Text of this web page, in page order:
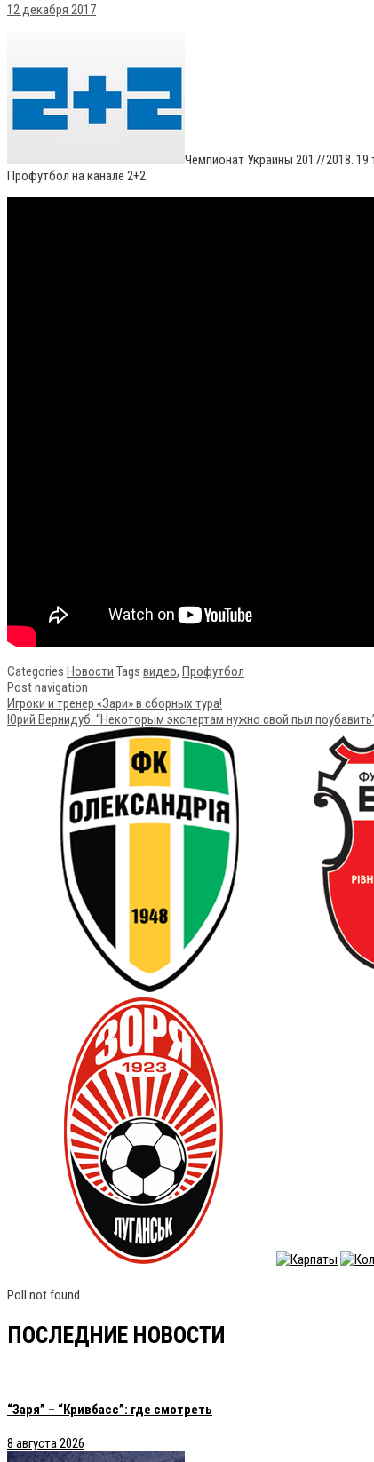
12 декабря 2017
Чемпионат Украины 2017/2018.
Профутбол на канале 2+2.
Categories Новости Tags видео, Профутбол
Post navigation
Игроки и тренер «Зари» в сборных тура!
Юрий Вернидуб: “Некоторым экспертам нужно свой пыл
Poll not found
ПОСЛЕДНИЕ НОВОСТИ
“Заря” – “Кривбасс”: где смотреть
8 августа 2026